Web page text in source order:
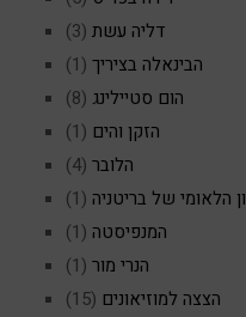
דליה עשת (3)
הבינאלה בציריך (1)
הום סטיילינג (8)
הזקן והים (1)
הלובר (4)
הלאומי של בריטניה (1)
המנפיסטה (1)
הנרי מור (1)
הצצה למוזיאונים (15)